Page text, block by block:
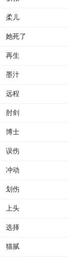
柔儿
她死了
再生
墨汁
远程
肘剑
博士
误伤
冲动
划伤
上头
选择
猫腻